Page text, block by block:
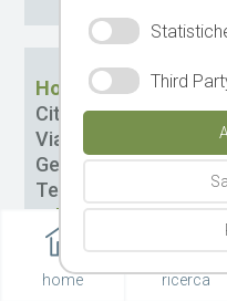
Hotel Sonnenhof
Città:Merano
Via:
Gestione:
Tel.
+39 0473 233418
Email
Sito web
home ricerca
Il tuo consenso
Third